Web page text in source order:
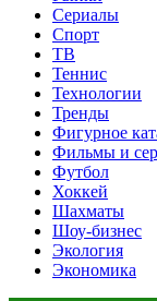
Сериалы
Спорт
ТВ
Теннис
Технологии
Тренды
Фигурное
Фильмы и
Футбол
Хоккей
Шахматы
Шоу-бизнес
Экология
Экономика